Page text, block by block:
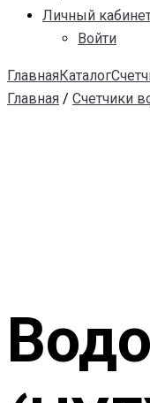
Личный
Войти
ГлавнаяКаталог
Главная / Счетчики